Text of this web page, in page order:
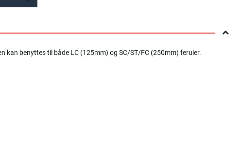
kan benyttes til både LC (125mm) og SC/ST/FC (250mm) feruler.